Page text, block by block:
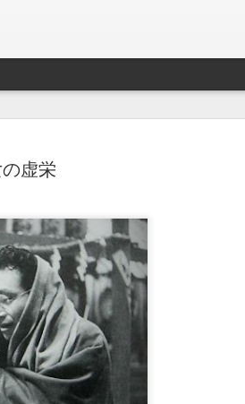
虚栄
1
でも多くの差別が残っているが、本稿で
者差別」と「部落差別」の２つである。
中でも「部落差別」は、「障害者差別」
法」と共に、人権三法として人口に膾炙
且つ、看過し難い差別である。
ここでは、拙稿（「時代の風景 人の世に
れ」）を引用し、部落差別の問題が如何
うことについて言及したい。